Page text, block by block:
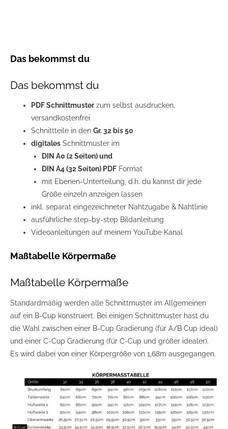
Das bekommst du
Das bekommst du
PDF Schnittmusterzum selbst ausdrucken,
versandkostenfrei
Schnittteile in denGr. 32 bis 50
digitales Schnittmuster im
DIN A0 (2 Seiten) und
DIN A4 (32 Seiten) PDFFormat
mit Ebenen-Unterteilung, d.h. du kannst dir jede
Größe einzeln anzeigen lassen
inkl. separat eingezeichneter Nahtzugabe & Nahtlinie
ausführliche step-by-step Bildanleitung
Videoanleitungen auf meinem YouTube Kanal
Maßtabelle Körpermaße
Maßtabelle Körpermaße
Standardmäßig werden alle Schnittmuster im Allgemeinen
auf ein B-Cup konstruiert. Bei einigen Schnittmuster hast du
die Wahl zwischen einer B-Cup Gradierung (für A/B Cup ideal)
und einer C-Cup Gradierung (für C-Cup und größer idealer).
Es wird dabei von einer Körpergröße von 1,68m ausgegangen.